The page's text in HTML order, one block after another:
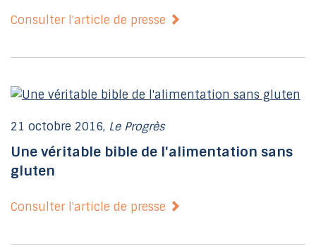
Consulter l'article de presse
21 octobre 2016, Le Progrès
Une véritable bible de l'alimentation sans
gluten
Consulter l'article de presse